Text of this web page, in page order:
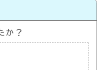
か？